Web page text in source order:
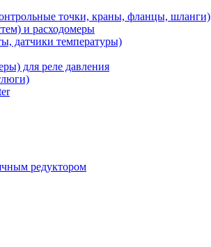
точки, краны, фланцы, шланги)
и расходомеры
датчики температуры)
для реле давления
редуктором